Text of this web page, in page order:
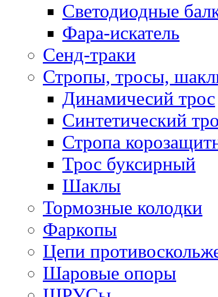
Светодиодные
Фара-искатель
Сенд-траки
Стропы, тросы,
Динамичесий трос
Синтетический
Стропа
Трос буксирный
Шаклы
Тормозные колодки
Фаркопы
Цепи
Шаровые опоры